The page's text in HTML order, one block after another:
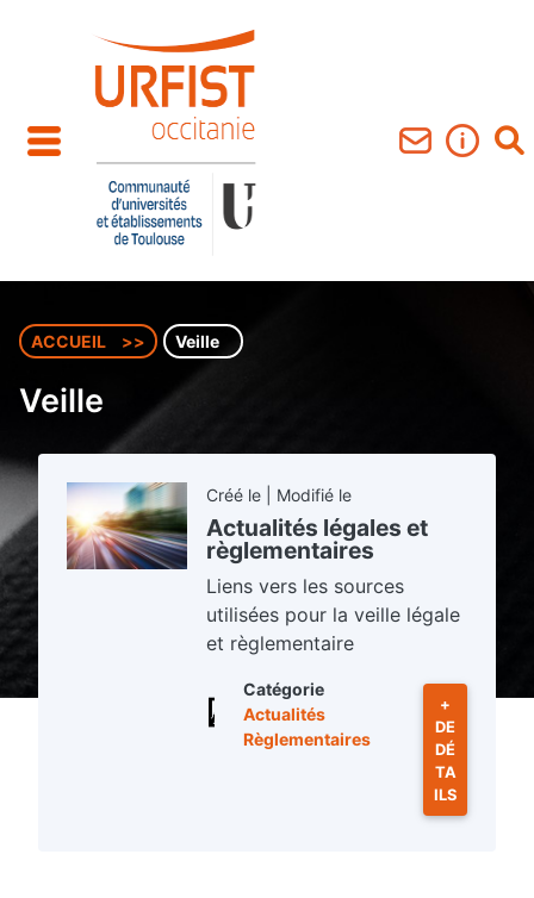
ACCUEIL Veille
Veille
Créé le | Modifié le
Actualités légales et
règlementaires
Liens vers les sources
utilisées pour la veille légale
et règlementaire
Catégorie
Actualités
Règlementaires
+
DE
DÉ
TA
ILS